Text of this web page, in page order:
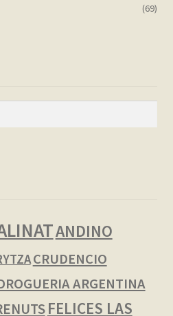
(69)
ANDINO
CRUDENCIO
ARGENTINA
FELICES LAS